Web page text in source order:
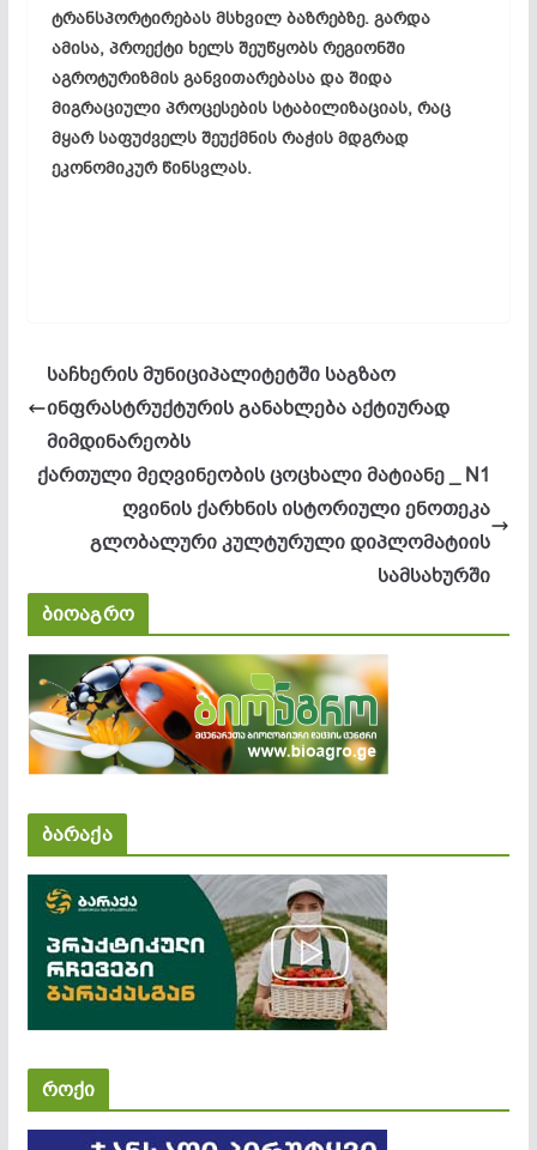
ტრანსპორტირებას მსხვილ ბაზრებზე. გარდა
ამისა, პროექტი ხელს შეუწყობს რეგიონში
აგროტურიზმის განვითარებასა და შიდა
მიგრაციული პროცესების სტაბილიზაციას, რაც
მყარ საფუძველს შეუქმნის რაჭის მდგრად
ეკონომიკურ წინსვლას.
საჩხერის მუნიციპალიტეტში საგზაო
ინფრასტრუქტურის განახლება აქტიურად
მიმდინარეობს
ქართული მეღვინეობის ცოცხალი მატიანე _ N1
ღვინის ქარხნის ისტორიული ენოთეკა
გლობალური კულტურული დიპლომატიის
სამსახურში
ბიოაგრო
ბარაქა
როქი